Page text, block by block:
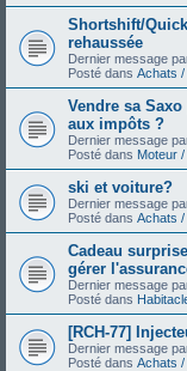
Shortshift/
rehaussée
Dernier message
Posté dans Achats /
Vendre sa
aux impôts ?
Dernier message
Posté dans Moteur
ski et voiture?
Dernier message
Posté dans Achats /
Cadeau
gérer
Dernier message
Posté dans
[RCH-77]
Dernier message
Posté dans Achats /